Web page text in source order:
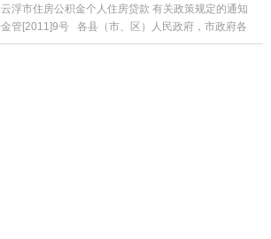
中心（管理部）申请公积金...
浮市住房公积金个人住房贷款 有关政策规定的通知
管[2011]9号 各县（市、区）人民政府，市政府各
各有关单位： 根据《住房公积金管理条例》(国务院